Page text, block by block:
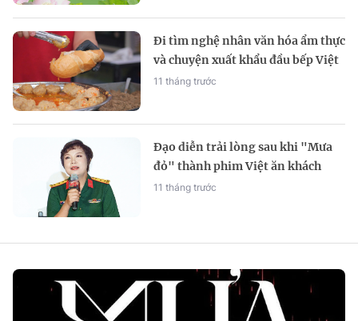
Đi tìm nghệ nhân văn hóa ẩm thực
và chuyện xuất khẩu đầu bếp Việt
11 tháng trước
Đạo diễn trải lòng sau khi "Mưa
đỏ" thành phim Việt ăn khách
nhất phòng vé
11 tháng trước